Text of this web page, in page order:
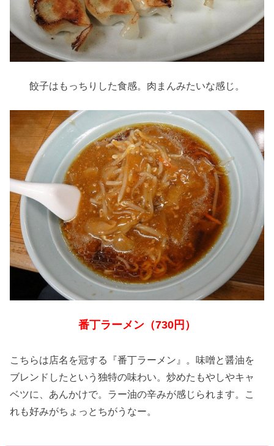
餃子はもっちりした食感。肉まんみたいな感じ。
番丁ラーメン（730円）
こちらは店名を冠する『番丁ラーメン』。味噌と醤油を
ブレンドしたという独特の味わい。炒めたもやしやキャ
ベツに、あんかけで。ラー油の辛みが感じられます。こ
れも好みがちょっとちがうなー。